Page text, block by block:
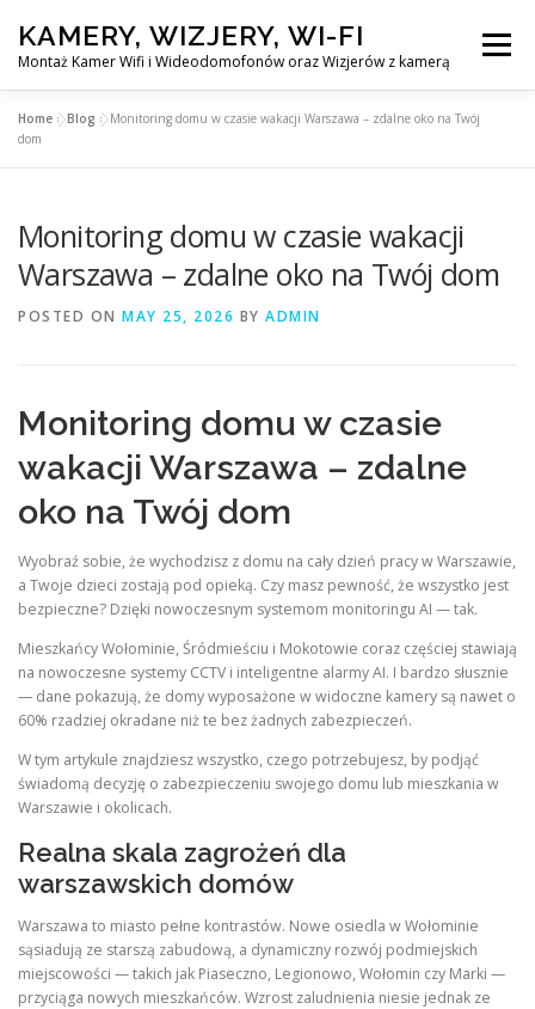
content
KAMERY, WIZJERY, WI-FI
Montaż Kamer Wifi i Wideodomofonów oraz Wizjerów z kamerą
Menu
GŁÓWNA
MONTAŻ WIDEDOMOFONÓW
MONTAŻU WIZJERÓW Z KAMERĄ
Home »Blog »Monitoring domu w czasie wakacji Warszawa – zdalne oko na Twój
dom
Monitoring domu w czasie wakacji
Warszawa – zdalne oko na Twój dom
POSTED ON MAY 25, 2026 BY ADMIN
Monitoring domu w czasie
wakacji Warszawa – zdalne
oko na Twój dom
Wyobraź sobie, że wychodzisz z domu na cały dzień pracy w Warszawie,
a Twoje dzieci zostają pod opieką. Czy masz pewność, że wszystko jest
bezpieczne? Dzięki nowoczesnym systemom monitoringu AI — tak.
Mieszkańcy Wołominie, Śródmieściu i Mokotowie coraz częściej stawiają
na nowoczesne systemy CCTV i inteligentne alarmy AI. I bardzo słusznie
— dane pokazują, że domy wyposażone w widoczne kamery są nawet o
60% rzadziej okradane niż te bez żadnych zabezpieczeń.
W tym artykule znajdziesz wszystko, czego potrzebujesz, by podjąć
świadomą decyzję o zabezpieczeniu swojego domu lub mieszkania w
Warszawie i okolicach.
Realna skala zagrożeń dla
warszawskich domów
Warszawa to miasto pełne kontrastów. Nowe osiedla w Wołominie
sąsiadują ze starszą zabudową, a dynamiczny rozwój podmiejskich
miejscowości — takich jak Piaseczno, Legionowo, Wołomin czy Marki —
przyciąga nowych mieszkańców. Wzrost zaludnienia niesie jednak ze